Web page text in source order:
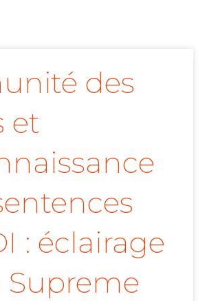
des
et
: éclairage
Supreme